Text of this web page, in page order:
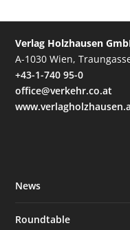
Verlag Holzhausen
A-1030 Wien,
+43-1-740 95-0
office@verkehr.co.at
News
Roundtable